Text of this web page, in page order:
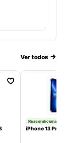
Ver todos
Reacondicionado
iPhone 13 Pro